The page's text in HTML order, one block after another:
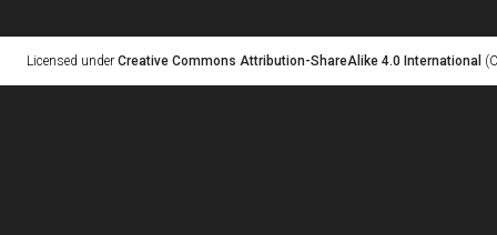
Licensed under Creative Commons Attribution-ShareAlike 4.0 International